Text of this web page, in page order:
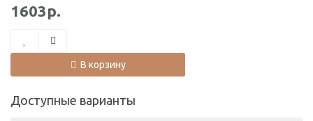
1603р.
В корзину
Доступные варианты